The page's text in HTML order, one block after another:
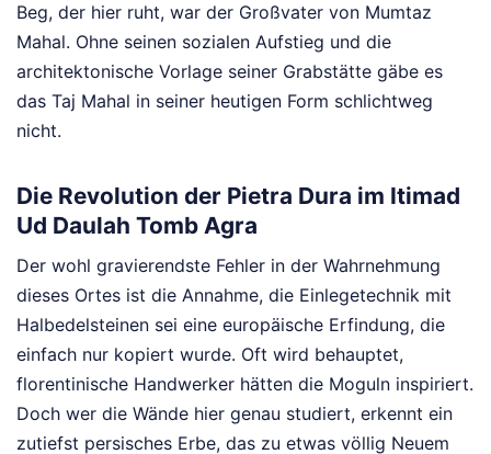
Beg, der hier ruht, war der Großvater von Mumtaz
Mahal. Ohne seinen sozialen Aufstieg und die
architektonische Vorlage seiner Grabstätte gäbe es
das Taj Mahal in seiner heutigen Form schlichtweg
nicht.
Die Revolution der Pietra Dura im Itimad
Ud Daulah Tomb Agra
Der wohl gravierendste Fehler in der Wahrnehmung
dieses Ortes ist die Annahme, die Einlegetechnik mit
Halbedelsteinen sei eine europäische Erfindung, die
einfach nur kopiert wurde. Oft wird behauptet,
florentinische Handwerker hätten die Moguln inspiriert.
Doch wer die Wände hier genau studiert, erkennt ein
zutiefst persisches Erbe, das zu etwas völlig Neuem